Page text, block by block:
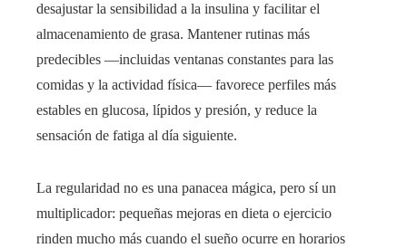
desajustar la sensibilidad a la insulina y facilitar el
almacenamiento de grasa. Mantener rutinas más
predecibles —incluidas ventanas constantes para las
comidas y la actividad física— favorece perfiles más
estables en glucosa, lípidos y presión, y reduce la
sensación de fatiga al día siguiente.
La regularidad no es una panacea mágica, pero sí un
multiplicador: pequeñas mejoras en dieta o ejercicio
rinden mucho más cuando el sueño ocurre en horarios